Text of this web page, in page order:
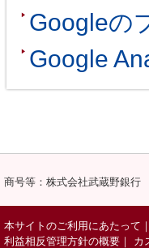
Googleの
Google
商号等：株式会社武蔵野銀
本サイトのご利用にあたって ｜
利益相反管理方針の概要 ｜ カ